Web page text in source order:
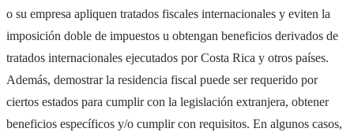
o su empresa apliquen tratados fiscales internacionales y eviten la
imposición doble de impuestos u obtengan beneficios derivados de
tratados internacionales ejecutados por Costa Rica y otros países.
Además, demostrar la residencia fiscal puede ser requerido por
ciertos estados para cumplir con la legislación extranjera, obtener
beneficios específicos y/o cumplir con requisitos. En algunos casos,